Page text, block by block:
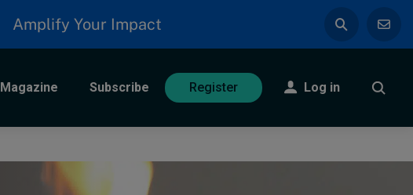
Amplify Your Impact
Magazine Subscribe Register Log in